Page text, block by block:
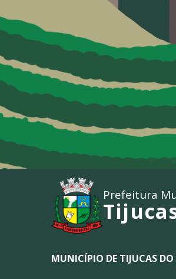
Prefeitura
MUNICÍPIO DE TIJUCAS DO